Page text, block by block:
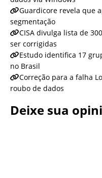
Guardicore revela que
segmentação
CISA divulga lista de
ser corrigidas
Estudo identifica 17
no Brasil
Correção para a falha
roubo de dados
Deixe sua